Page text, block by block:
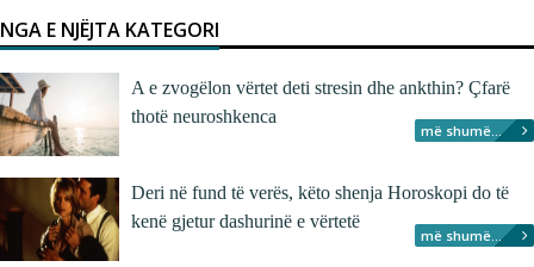
NGA E NJËJTA KATEGORI
A e zvogëlon vërtet deti stresin dhe ankthin? Çfarë
thotë neuroshkenca
më shumë...
Deri në fund të verës, këto shenja Horoskopi do të
kenë gjetur dashurinë e vërtetë
më shumë...